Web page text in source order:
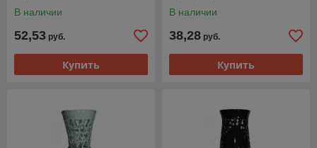
В наличии
52,53 руб.
Купить
В наличии
38,28 руб.
Купить